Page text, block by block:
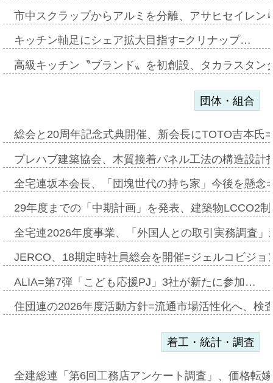
市中スクラップからアルミを分離、アサヒセイレ
キッチン軸足にシェア拡大目指す=クリナップ…
高級キッチン〝ブランド〟を初創設、タカラスタ
団体・組合
総会と20周年記念式典開催、新会長にTOTO吉本氏
プレハブ建築協会、木質接着パネル工法の構造設
全宅連坂本会長、「団塊世代の持ち家」今後を懸
29年度までの「中期計画」を発表、建築物LCCO2
全宅連2026年度事業、「外国人との取引実務調査
JERCO、18期定時社員総会を開催=ジェルコビジ
ALIA=第7弾「こども応援PJ」3社が新たに参加…
住団連の2026年度活動方針=流通市場活性化へ、検
着工・統計・調査
全建総連「第6回工務店アンケート調査」、価格転